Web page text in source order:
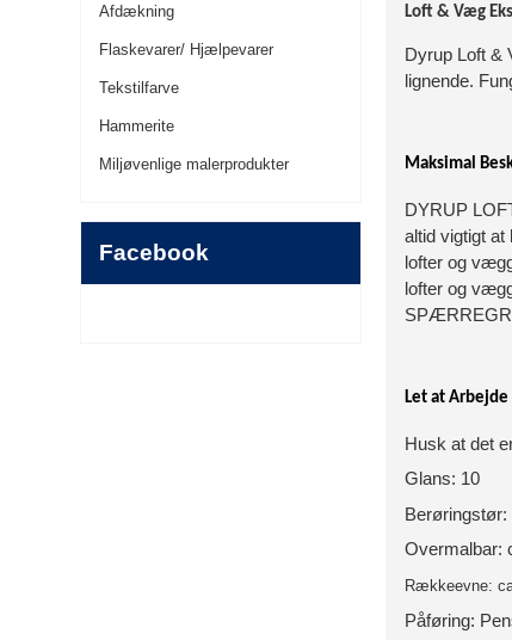
Afdækning
Flaskevarer/ Hjælpevarer
Tekstilfarve
Hammerite
Miljøvenlige malerprodukter
Facebook
Loft & Væg
Dyrup Loft &
lignende.
Maksimal
DYRUP
altid vigtigt
lofter og
lofter og
Let at Arbejde
Husk at det
Glans: 10
Berøringstør:
Overmalbar:
Rækkeevne:
Påføring: